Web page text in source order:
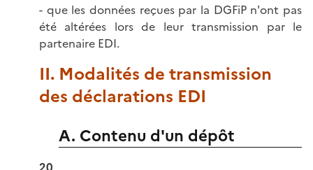
- que les données reçues par la DGFiP n'ont pas
été altérées lors de leur transmission par le
partenaire EDI.
II. Modalités de transmission
des déclarations EDI
A. Contenu d'un dépôt